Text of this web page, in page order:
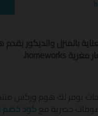
كود